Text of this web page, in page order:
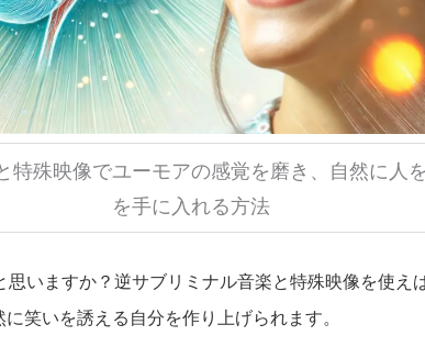
特殊映像でユーモアの感覚を磨き、自然に人
を手に入れる方法
思いますか？逆サブリミナル音楽と特殊映像を使え
笑いを誘える自分を作り上げられます。